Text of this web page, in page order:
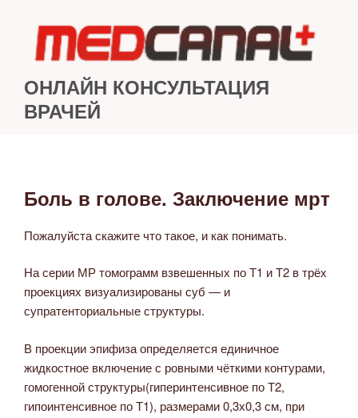
содержимому
ОНЛАЙН КОНСУЛЬТАЦИЯ
ВРАЧЕЙ
ОПУБЛИКОВАНО
Боль в голове. Заключение мрт
Пожалуйста скажите что такое, и как понимать.
На серии МР томограмм взвешенных по Т1 и Т2 в трёх
проекциях визуализированы суб — и
супратенториальные структуры.
В проекции эпифиза определяется единичное
жидкостное включение с ровными чёткими контурами,
гомогенной структуры(гиперинтенсивное по Т2,
гипоинтенсивное по Т1), размерами 0,3х0,3 см, при